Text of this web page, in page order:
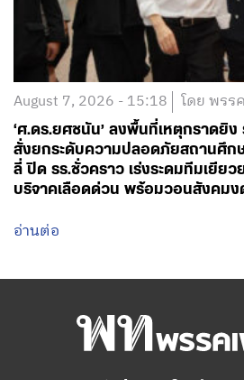
August 7, 2026 - 15:18 โดย พรร
‘ศ.ดร.ยศชนัน’ ลงพื้นที่เหตุกราดยิ
สั่งยกระดับความปลอดภัยสถานศึก
ลี่ ปิด รร.ชั่วคราว เร่งระดมทีมเยียว
บริจาคเลือดด่วน พร้อมวอนสังคมง
อ่านต่อ